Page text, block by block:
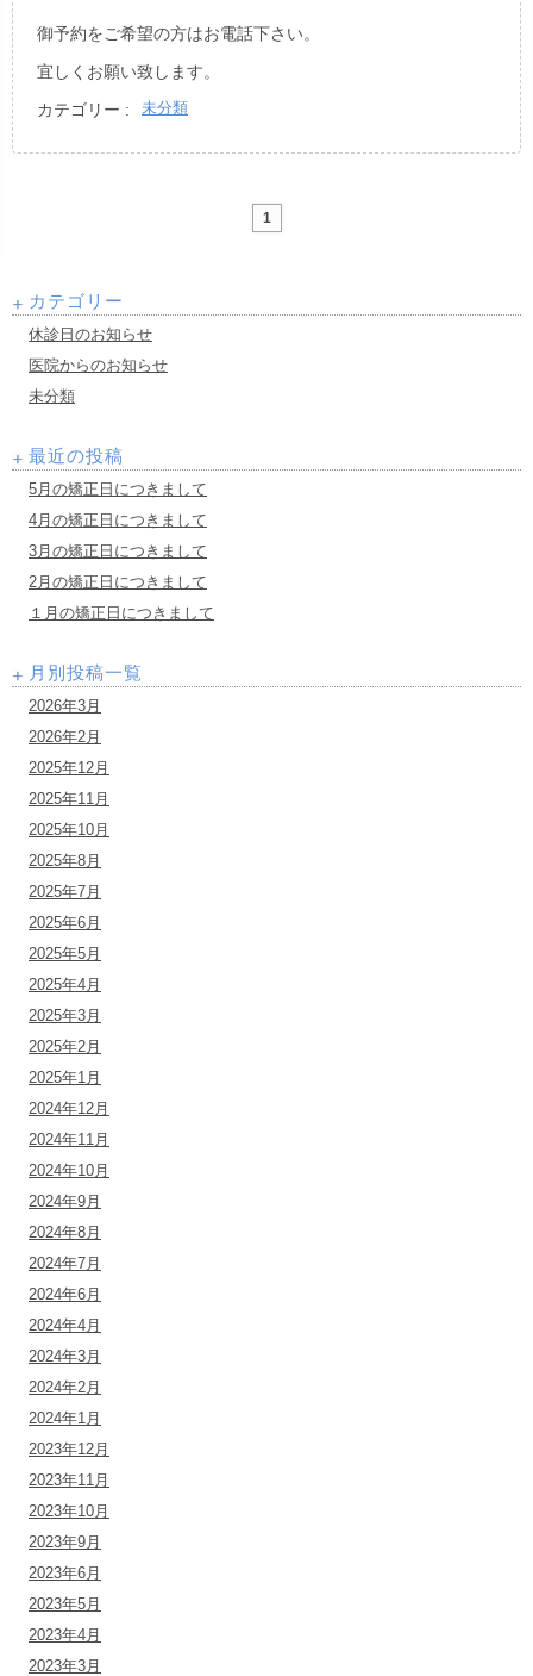
御予約をご希望の方はお電話下さい。
宜しくお願い致します。
カテゴリー :
未分類
1
カテゴリー
休診日のお知らせ
医院からのお知らせ
未分類
最近の投稿
5月の矯正日につきまして
4月の矯正日につきまして
3月の矯正日につきまして
2月の矯正日につきまして
１月の矯正日につきまして
月別投稿一覧
2026年3月
2026年2月
2025年12月
2025年11月
2025年10月
2025年8月
2025年7月
2025年6月
2025年5月
2025年4月
2025年3月
2025年2月
2025年1月
2024年12月
2024年11月
2024年10月
2024年9月
2024年8月
2024年7月
2024年6月
2024年4月
2024年3月
2024年2月
2024年1月
2023年12月
2023年11月
2023年10月
2023年9月
2023年6月
2023年5月
2023年4月
2023年3月